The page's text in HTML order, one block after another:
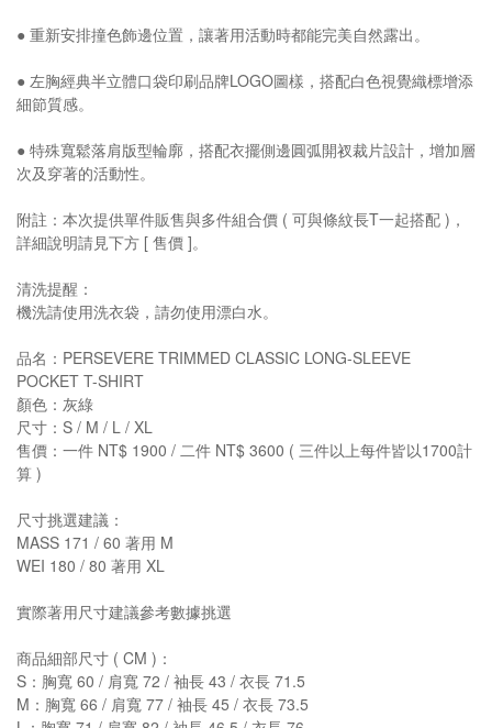
● 重新安排撞色飾邊位置，讓著用活動時都能完美自然露出。
● 左胸經典半立體口袋印刷品牌LOGO圖樣，搭配白色視覺織標增添
細節質感。
● 特殊寬鬆落肩版型輪廓，搭配衣擺側邊圓弧開衩裁片設計，增加層
次及穿著的活動性。
附註：本次提供單件販售與多件組合價 ( 可與條紋長T一起搭配 )，
詳細說明請見下方 [ 售價 ]。
清洗提醒：
機洗請使用洗衣袋，請勿使用漂白水。
品名：PERSEVERE TRIMMED CLASSIC LONG-SLEEVE
POCKET T-SHIRT
顏色：灰綠
尺寸：S / M / L / XL
售價：一件 NT$ 1900 / 二件 NT$ 3600 ( 三件以上每件皆以1700計
算 )
尺寸挑選建議：
MASS 171 / 60 著用 M
WEI 180 / 80 著用 XL
實際著用尺寸建議參考數據挑選
商品細部尺寸 ( CM )：
S：胸寬 60 / 肩寬 72 / 袖長 43 / 衣長 71.5
M：胸寬 66 / 肩寬 77 / 袖長 45 / 衣長 73.5